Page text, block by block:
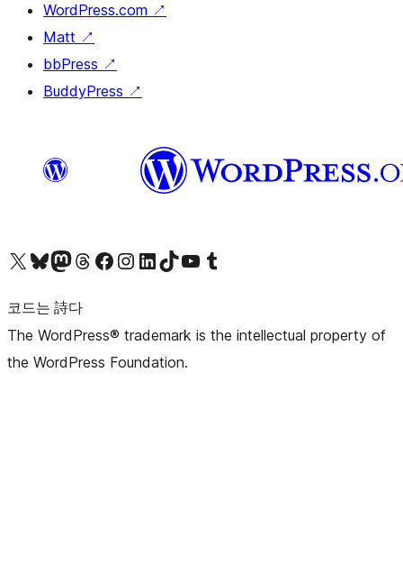
WordPress.com ↗
Matt ↗
bbPress ↗
BuddyPress ↗
X(이전 트위터) 계정 방문하기블루스카이 계정 방문하기마스토돈 계정 방문하기스레드 계정 방문하기 페이스북 페이지 방문하기인스타그램 계정 방문하기 LinkedIn 계정 방문하기틱톡 계정 방문하기유튜브 채널 방문하기 텀블러 계정 방문하기
코드는 詩다
The WordPress® trademark is the intellectual property of
the WordPress Foundation.